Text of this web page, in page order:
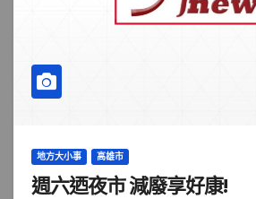
地方大小事 高雄市
週六迺夜市 減廢享好康!